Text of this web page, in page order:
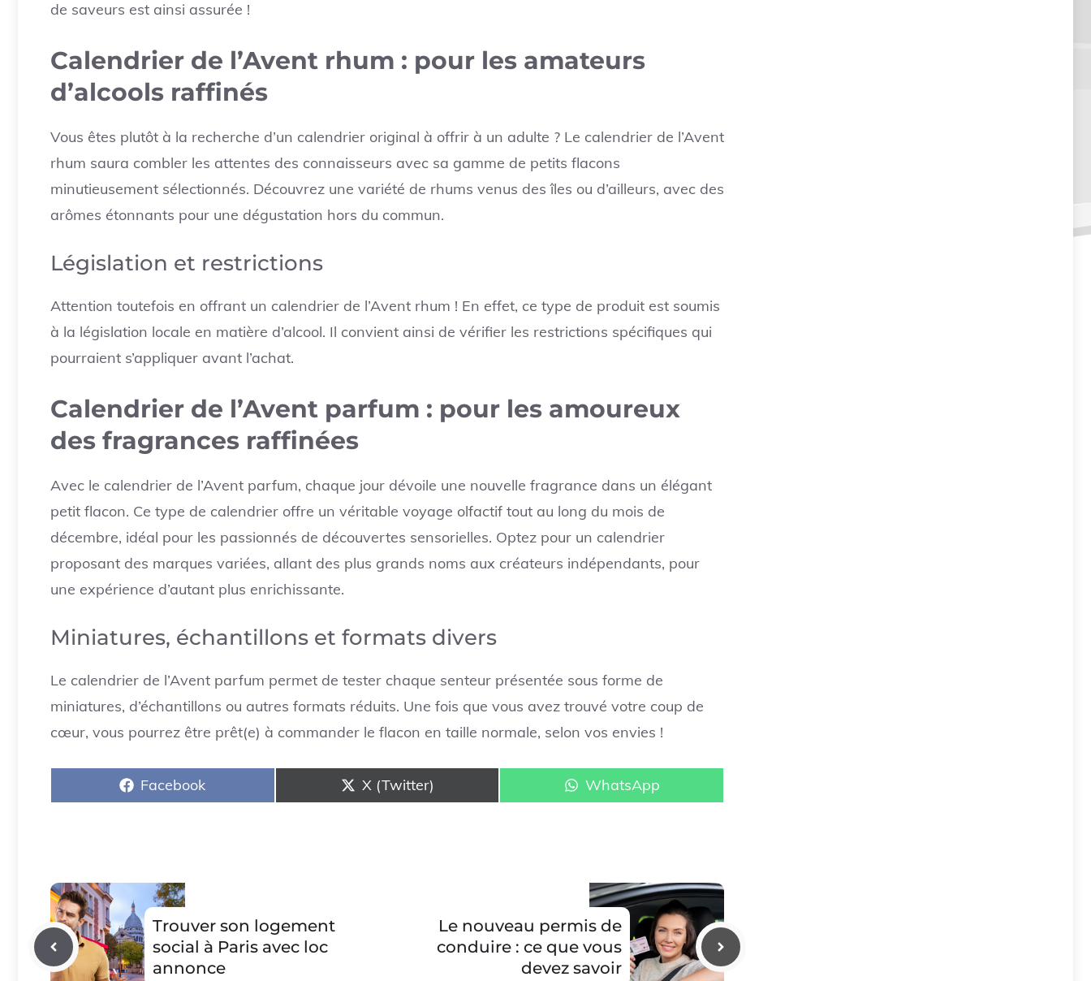
de saveurs est ainsi assurée !
Calendrier de l’Avent rhum : pour les amateurs
d’alcools raffinés
Vous êtes plutôt à la recherche d’un calendrier original à offrir à un adulte ? Le calendrier de l’Avent
rhum saura combler les attentes des connaisseurs avec sa gamme de petits flacons
minutieusement sélectionnés. Découvrez une variété de rhums venus des îles ou d’ailleurs, avec des
arômes étonnants pour une dégustation hors du commun.
Législation et restrictions
Attention toutefois en offrant un calendrier de l’Avent rhum ! En effet, ce type de produit est soumis
à la législation locale en matière d’alcool. Il convient ainsi de vérifier les restrictions spécifiques qui
pourraient s’appliquer avant l’achat.
Calendrier de l’Avent parfum : pour les amoureux
des fragrances raffinées
Avec le calendrier de l’Avent parfum, chaque jour dévoile une nouvelle fragrance dans un élégant
petit flacon. Ce type de calendrier offre un véritable voyage olfactif tout au long du mois de
décembre, idéal pour les passionnés de découvertes sensorielles. Optez pour un calendrier
proposant des marques variées, allant des plus grands noms aux créateurs indépendants, pour
une expérience d’autant plus enrichissante.
Miniatures, échantillons et formats divers
Le calendrier de l’Avent parfum permet de tester chaque senteur présentée sous forme de
miniatures, d’échantillons ou autres formats réduits. Une fois que vous avez trouvé votre coup de
cœur, vous pourrez être prêt(e) à commander le flacon en taille normale, selon vos envies !
Share
on
Facebook Share
on
X (Twitter) Share
on
WhatsApp
Trouver son logement
social à Paris avec loc
annonce
Le nouveau permis de
conduire : ce que vous
devez savoir